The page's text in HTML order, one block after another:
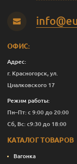
ОФИС:
Адрес:
г. Красногорск, ул.
Циалковского 17
Режим работы:
Пн–Пт: с 9:00 до 20:00
Сб, Вс: с9:30 до 18:00
КАТАЛОГ ТОВАРОВ
Вагонка